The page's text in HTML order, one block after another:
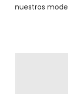
nuestros